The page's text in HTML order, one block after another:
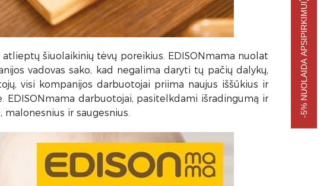
šiuolaikinių tėvų poreikius. EDISONmama nuolat
vadovas sako, kad negalima daryti tų pačių dalykų,
visi kompanijos darbuotojai priima naujus iššūkius ir
darbuotojai, pasitelkdami išradingumą ir
ir saugesnius.
-5% NUOLAIDA APSIPIRKIMUI